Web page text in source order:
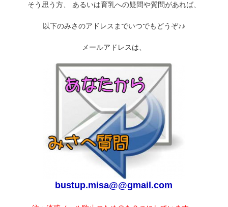
そう思う方、 あるいは育乳への疑問や質問があれば、
以下のみさのアドレスまでいつでもどうぞ♪♪
メールアドレスは、
bustup.misa@@gmail.com